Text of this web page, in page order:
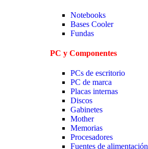
Notebooks
Bases Cooler
Fundas
PC y Componentes
PCs de escritorio
PC de marca
Placas internas
Discos
Gabinetes
Mother
Memorias
Procesadores
Fuentes de alimentación